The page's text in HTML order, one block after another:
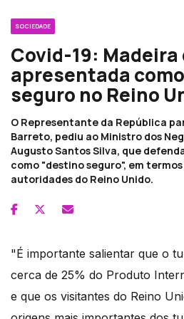
SOCIEDADE
Covid-19: Madeira
apresentada
seguro no Reino
O Representante da República
Barreto, pediu ao Ministro dos
Augusto Santos Silva, que
como "destino seguro", em
autoridades do Reino Unido.
"É importante salientar que o
cerca de 25% do Produto
e que os visitantes do Reino